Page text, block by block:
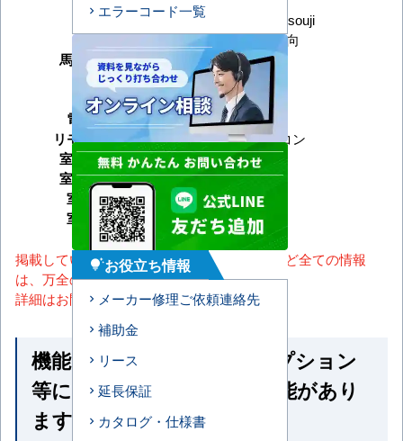
型番
FDTV406HK6S-osouji
形状
天井カセット4方向
馬力（能力）
1.5馬力
冷房能力
暖房能力
電源タイプ
単相200V
リモコンタイプ
ワイヤードリモコン
室内機サイズ
室外機サイズ
室内機重量
室外機重量
掲載しているスペック・セット内容・画像など全ての情報
は、万全の保証をいたしかねます。
詳細はお問い合わせください。
機能一覧 ※馬力・型番・オプション
等によって付いていない機能があり
ます
エラーコード一覧
tips_and_updatesお役立ち情報
メーカー修理ご依頼連絡先
補助金
リース
延長保証
カタログ・仕様書